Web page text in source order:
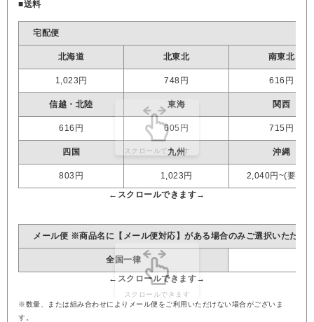
■送料
宅配便
北海道 北東北 南東北
1,023円 748円 616円
信越・北陸 東海 関西
616円 605円 715円
四国 九州 沖縄
803円 1,023円 2,040円~(要見
メール便 ※商品名に【メール便対応】がある場合のみご選択いただけ
全国一律
※数量、または組み合わせによりメール便をご利用いただけない場合がございま
す。